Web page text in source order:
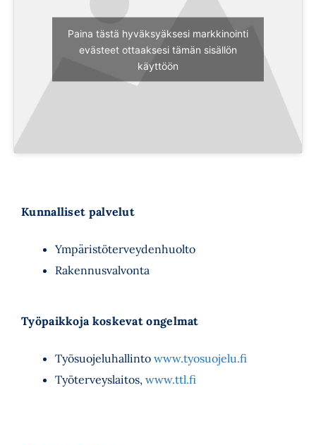
Paina tästä hyväksyäksesi markkinointi
evästeet ottaaksesi tämän sisällön
käyttöön
Kunnalliset palvelut
Ympäristöterveydenhuolto
Rakennusvalvonta
Työpaikkoja koskevat ongelmat
Työsuojeluhallinto www.tyosuojelu.fi
Työterveyslaitos, www.ttl.fi